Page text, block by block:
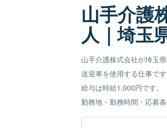
山手介護
人｜埼玉
山手介護株式会社が埼玉
送迎車を使用する仕事です
給与は時給1,000円です。
勤務地・勤務時間・応募